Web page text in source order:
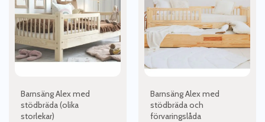
Barnsäng Alex med
stödbräda (olika
storlekar)
flera
varianter.
De
olika
alternativen
produktsidan
Barnsäng Alex med
stödbräda och
förvaringslåda
flera
varianter.
De
olika
kan
produktsidan